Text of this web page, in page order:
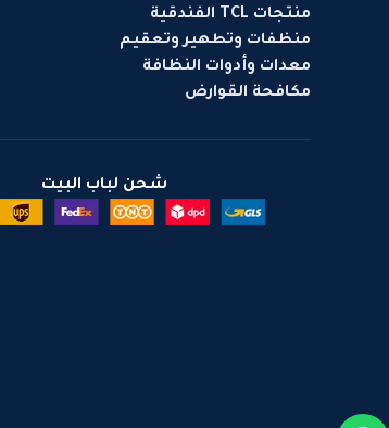
منتجات TCL الفندقية
منظفات وتطهير وتعقيم
معدات وأدوات النظافة
مكافحة القوارض
شحن لباب البيت